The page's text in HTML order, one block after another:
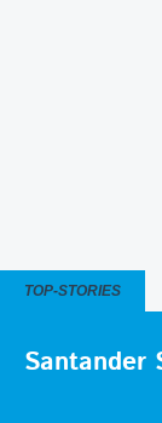
TOP-STORIES
Santander